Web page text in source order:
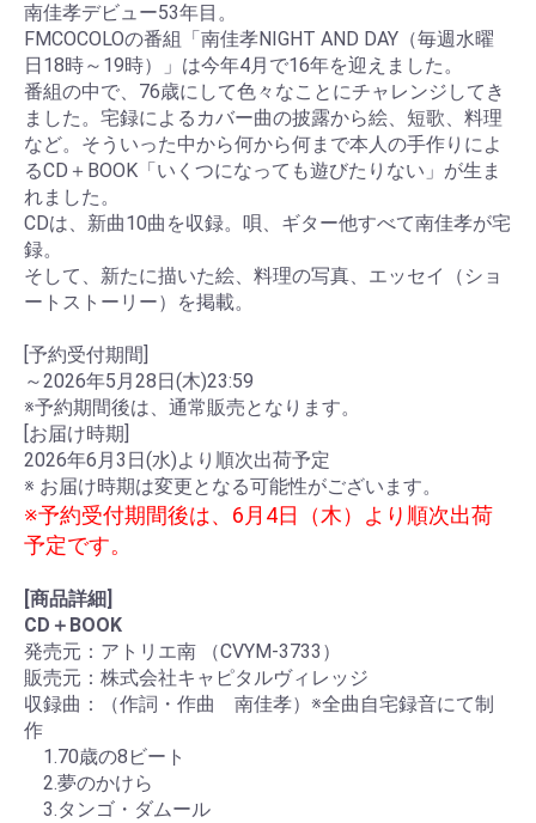
お買い物を続ける
南佳孝デビュー53年目。
FMCOCOLOの番組「南佳孝NIGHT AND DAY（毎週水曜
日18時～19時）」は今年4月で16年を迎えました。
番組の中で、76歳にして色々なことにチャレンジしてき
ました。宅録によるカバー曲の披露から絵、短歌、料理
など。そういった中から何から何まで本人の手作りによ
るCD＋BOOK「いくつになっても遊びたりない」が生ま
れました。
CDは、新曲10曲を収録。唄、ギター他すべて南佳孝が宅
録。
そして、新たに描いた絵、料理の写真、エッセイ（ショ
ートストーリー）を掲載。
[予約受付期間]
～2026年5月28日(木)23:59
※予約期間後は、通常販売となります。
[お届け時期]
2026年6月3日(水)より順次出荷予定
※ お届け時期は変更となる可能性がございます。
※予約受付期間後は、6月4日（木）より順次出荷
予定です。
[商品詳細]
CD＋BOOK
発売元：アトリエ南 （CVYM-3733）
販売元：株式会社キャピタルヴィレッジ
収録曲：（作詞・作曲 南佳孝）※全曲自宅録音にて制
作
1.70歳の8ビート
2.夢のかけら
3.タンゴ・ダムール